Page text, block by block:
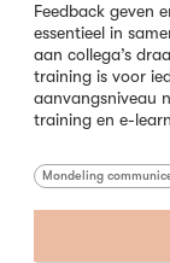
Feedback geven
essentieel in
aan collega’s
training is voor
aanvangsniveau
training en e-
Mondeling